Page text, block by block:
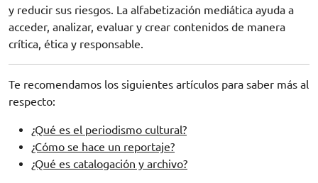
y reducir sus riesgos. La alfabetización mediática ayuda a
acceder, analizar, evaluar y crear contenidos de manera
crítica, ética y responsable.
Te recomendamos los siguientes artículos para saber más al
respecto:
¿Qué es el periodismo cultural?
¿Cómo se hace un reportaje?
¿Qué es catalogación y archivo?